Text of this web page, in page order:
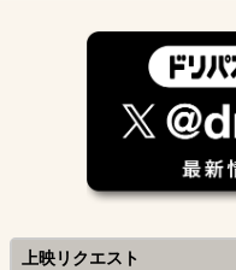
上映リクエスト